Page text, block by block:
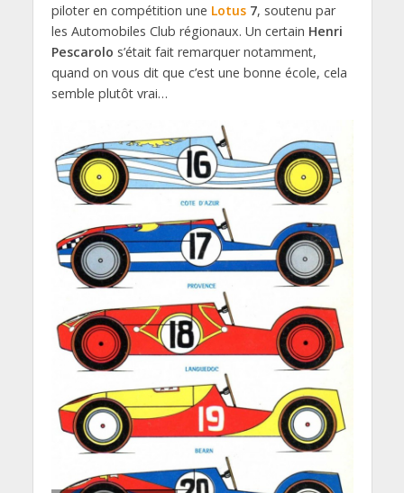
piloter en compétition une Lotus 7, soutenu par
les Automobiles Club régionaux. Un certain Henri
Pescarolo s’était fait remarquer notamment,
quand on vous dit que c’est une bonne école, cela
semble plutôt vrai…